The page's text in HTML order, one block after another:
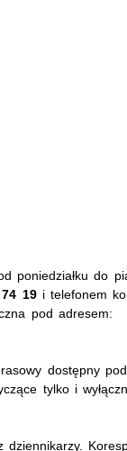
poniedziałku do
19 i telefonem
pod adresem:
dostępny
tylko i
dziennikarzy.